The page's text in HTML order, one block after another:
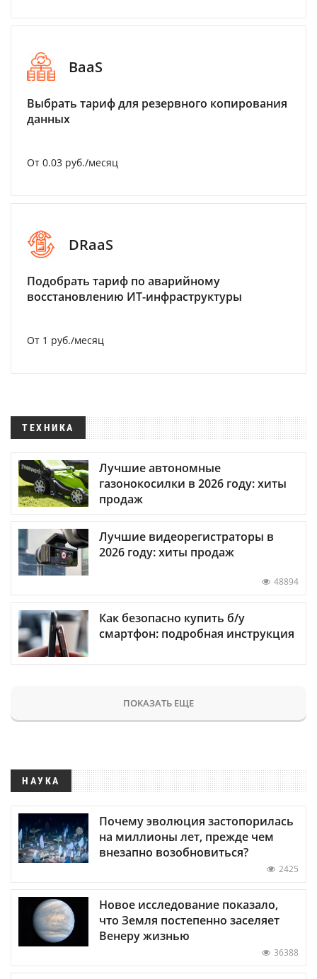
BaaS
Выбрать тариф для резервного копирования
данных
От 0.03 руб./месяц
DRaaS
Подобрать тариф по аварийному
восстановлению ИТ-инфраструктуры
От 1 руб./месяц
ТЕХНИКА
Лучшие автономные
газонокосилки в 2026 году: хиты
продаж
Лучшие видеорегистраторы в
2026 году: хиты продаж
48894
Как безопасно купить б/у
смартфон: подробная инструкция
ПОКАЗАТЬ ЕЩЕ
НАУКА
Почему эволюция застопорилась
на миллионы лет, прежде чем
внезапно возобновиться?
2425
Новое исследование показало,
что Земля постепенно заселяет
Венеру жизнью
36388